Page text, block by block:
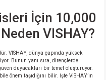
İçin 10,000
VISHAY?
VISHAY, dünya çapında yüksek
Bunun yanı sıra, dirençlerde
duyacakları bir temel oluşturuyor.
önem taşıdığını bilir. İşte VISHAY’ın